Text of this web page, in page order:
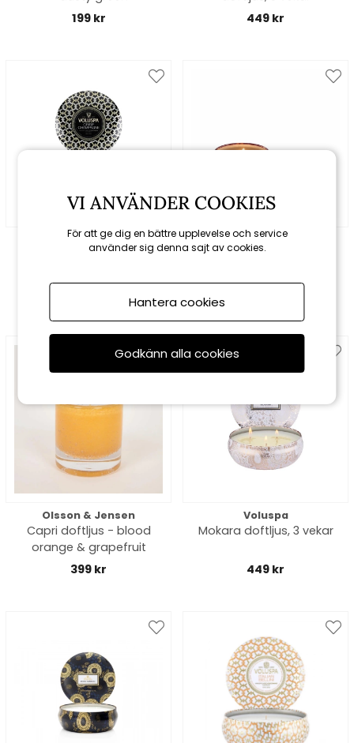
199 kr
449 kr
Voluspa
Crisp Champagne
Voluspa
Foraged Wildberry
Olsson & Jensen
Capri doftljus - blood
orange & grapefruit
399 kr
Voluspa
Mokara doftljus, 3 vekar
449 kr
VI ANVÄNDER COOKIES
För att ge dig en bättre upplevelse och service
använder sig denna sajt av cookies.
Hantera cookies
Godkänn alla cookies